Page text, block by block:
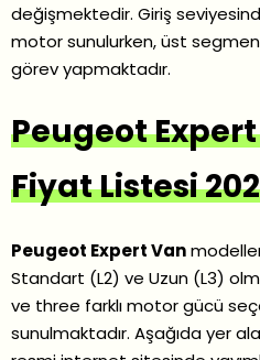
değişmektedir. Giriş
motor sunulurken, üst
görev yapmaktadır.
Peugeot
Fiyat Listesi
Peugeot Expert Van
Standart (L2) ve Uzun (L3)
ve three farklı motor gücü
sunulmaktadır. Aşağıda yer